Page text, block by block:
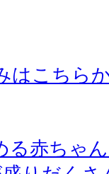
はこちら
る赤ちゃ